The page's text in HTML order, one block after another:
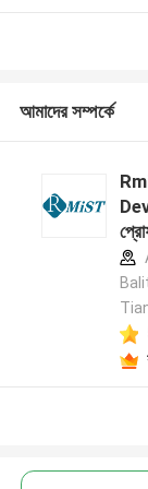
আমাদের সম্পর্কে